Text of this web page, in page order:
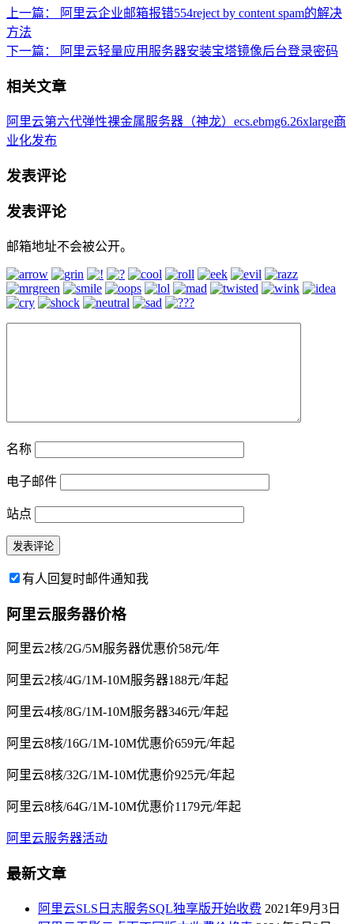
上一篇：
阿里云企业邮箱报错554reject by content spam的解决
方法
下一篇：
阿里云轻量应用服务器安装宝塔镜像后台登录密码
相关文章
阿里云第六代弹性裸金属服务器（神龙）ecs.ebmg6.26xlarge商
业化发布
发表评论
发表评论
邮箱地址不会被公开。
名称
电子邮件
站点
有人回复时邮件通知我
阿里云服务器价格
阿里云2核/2G/5M服务器优惠价58元/年
阿里云2核/4G/1M-10M服务器188元/年起
阿里云4核/8G/1M-10M服务器346元/年起
阿里云8核/16G/1M-10M优惠价659元/年起
阿里云8核/32G/1M-10M优惠价925元/年起
阿里云8核/64G/1M-10M优惠价1179元/年起
阿里云服务器活动
最新文章
阿里云SLS日志服务SQL独享版开始收费 2021年9月3日